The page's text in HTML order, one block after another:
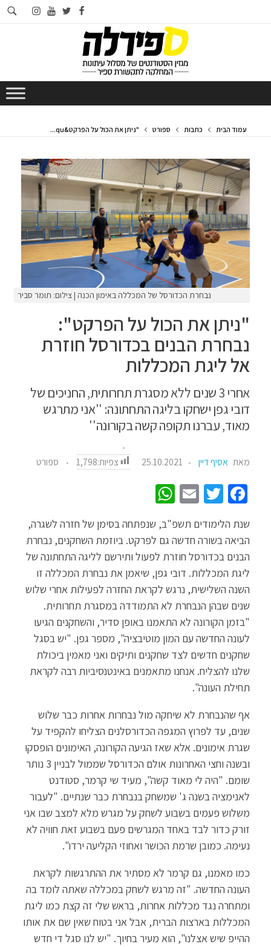
facebook
twitter
youtube
instagram
עמוד הבית כתבות ספורט "ניתן את הכול על הפרקט&qu...
נבחרת הכדורסל של המכללה באימון הכנה | צילום: תומר סביר
"ניתן את הכול על הפרקט":
נבחרת הבנים בכדורסל חוזרת
אל ליגת המכללות
אחרי 3 שנים ללא מסגרת תחרותית, החניכים של
דובי גפן ישחקו בליגה התחתונה: ''אני מתרגש
מאוד, עברנו תקופה קשה בקורונה''
מאת אסיף דיין 25.10.2021 צפיות:1,798 ספורט
Fa
ce
b
o
o
k
T
tt
er
E
m
ail
at
sA
p
p
שנת הלימודים תשפ"ב, שנפתחה בסימן של חזרה לשגרה,
הביאה בשורה חדשה גם לפרקט. ביוזמת השחקנים, נבחרת
הבנים בכדורסל חוזרת לפעול ותירשם לליגה התחתונה של
ליגת המכללות. דובי גפן, שיאמן את נבחרת המכללה זו
השנה השלישית, נרגש לקראת החזרה לפעילות אחרי שלוש
שנים שבהן הנבחרת לא התמודדה במסגרת תחרותית.
"בזמן הקורונה לא התאמנו באופן סדיר, והשחקנים הגיעו
לעונה החדשה עם המון מוטיבציה", מספר גפן. "יש בסגל
שחקנים חדשים לצד שחקנים ותיקים ואני מאמין ביכולת
שלנו להצליח. אנחנו מתאמנים באינטנסיביות רבה לקראת
תחילת העונה".
אף שהנבחרת לא שיחקה מול נבחרות אחרות כבר שלוש
שנים, עד לפרוץ המגפה הכדורסלנים הצליחו להקפיד על
שגרת אימונים. אלא שאז הגיעה הקורונה, האימונים הופסקו
ובשנה וחצי האחרונות אולם הכדורסל שממול לבניין 3 נותר
שומם. "היה לי מאוד קשה", מעיד שי קרמר, סטודנט
לאנימציה בשנה ג' שמשחק בנבחרת כבר שנתיים. "לעבור
משלוש פעמים בשבוע לשחק על מגרש מלא למצב שבו אני
זורק כדור לבד באחד המגרשים פעם בשבוע זאת חוויה לא
נעימה. כמובן שרמת הכושר ואחוזי הקליעה ירדו".
כמו מאמנו, גם קרמר לא מסתיר את ההתרגשות לקראת
העונה החדשה. "זה מרגש לשחק במכללה שאתה לומד בה
ומתחרה נגד מכללות אחרות, בראש שלי זה קצת כמו ליגת
המכללות בארצות הברית, אבל אני בטוח שאין שם את אותו
ההייפ שיש אצלנו", הוא מעיר בחיוך. "יש לנו סגל די חדש